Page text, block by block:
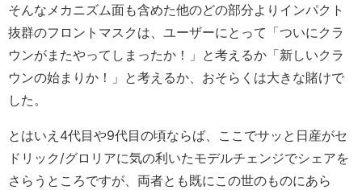
そんなメカニズム面も含めた他のどの部分よりインパクト
抜群のフロントマスクは、ユーザーにとって「ついにクラ
ウンがまたやってしまったか！」と考えるか「新しいクラ
ウンの始まりか！」と考えるか、おそらくは大きな賭けで
した。
とはいえ4代目や9代目の頃ならば、ここでサッと日産がセ
ドリック/グロリアに気の利いたモデルチェンジでシェアを
さらうところですが、両者とも既にこの世のものにあら